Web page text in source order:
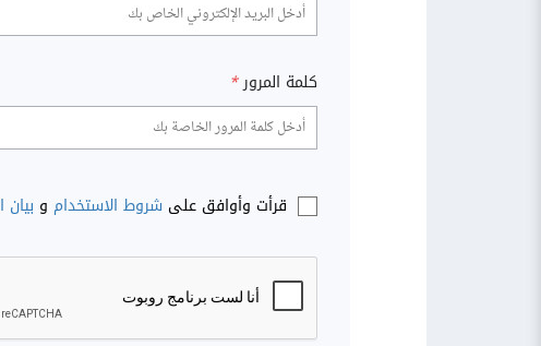
كلمة المرور*
قرأت وأوافق على شروط الاستخدام و